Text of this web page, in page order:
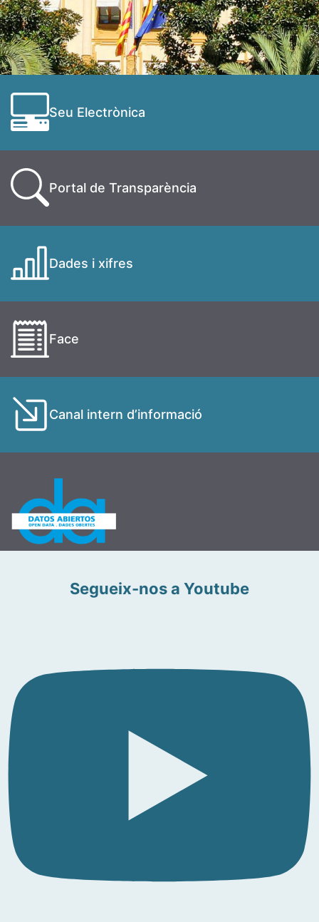
Seu Electrònica
Portal de Transparència
Dades i xifres
Face
Canal intern d’informació
Segueix-nos a Youtube